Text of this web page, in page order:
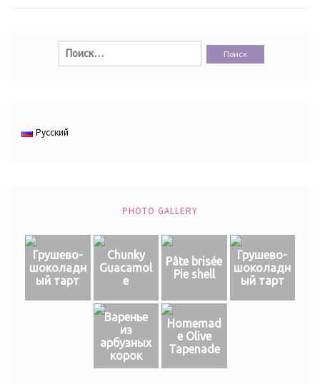
Найти:
Русский
PHOTO GALLERY
Грушево-
шоколадн
ый тарт
Chunky
Guacamol
e
Pâte brisée
Pie shell
Грушево-
шоколадн
ый тарт
Варенье
из
арбузных
корок
Homemad
e Olive
Tapenade